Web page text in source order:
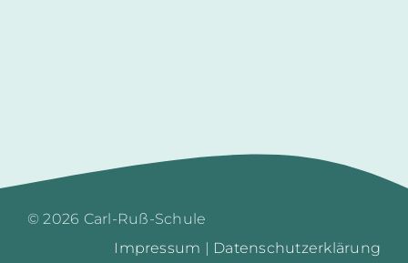
©2026 Carl-Ruß-Schule
Impressum
Datenschutzerklärung